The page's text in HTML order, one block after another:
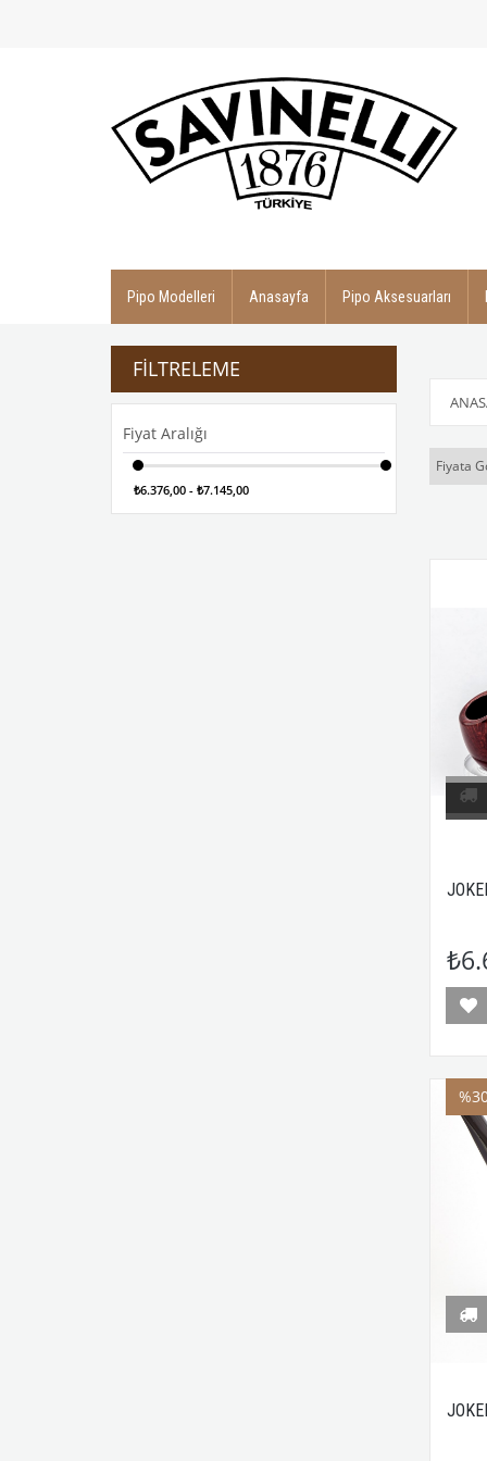
Pipo Modelleri Anasayfa Pipo Aksesuarları
FILTRELEME
Fiyat Aralığı
₺6.376,00 - ₺7.145,00
Fiyata